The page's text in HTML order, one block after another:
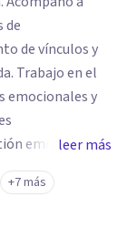
de
de vínculos y
Trabajo en el
emocionales y
emocional,
y
terapéutico
un espacio
experiencias
leer más
+7 más